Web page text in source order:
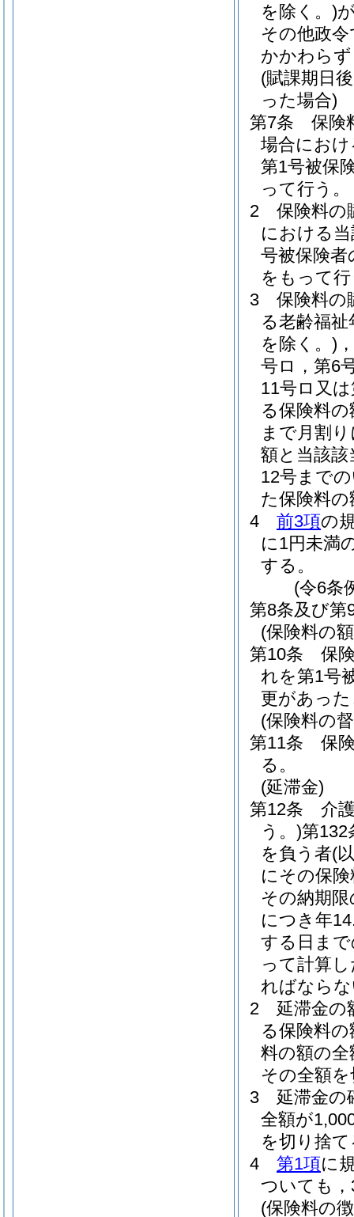
を除く。)
その他政
かかわら
(賦課期日
った場合)
第7条
保険
場合にお
第1号被保
って行う。
2
保険料の
における
号被保険
をもって
3
保険料の
る老齢福
を除く。)
号ロ，第6
11号ロ又
る保険料
まで月割
額と当該
12号まで
た保険料
4
前3項の
に1円未満
する。
(令6条
第8条及び第
(保険料の
第10条
保
れを第1号
更があっ
(保険料の
第11条
保
る。
(延滞金)
第12条
介
う。)第132
を負う者(
にその保
その納期
につき年
する日ま
って計算
ればなら
2
延滞金の
る保険料
料の額の
その全額
3
延滞金の
全額が
を切り捨
4
第1項に
ついても
(保険料の